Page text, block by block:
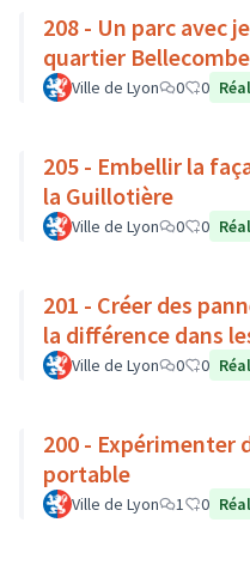
208 - Un parc avec
quartier Bellecombe
Ville de Lyon 0 0
205 - Embellir la
la Guillotière
Ville de Lyon 0 0
201 - Créer des
la différence dans
Ville de Lyon 0 0
200 - Expérimenter
portable
Ville de Lyon 1 0